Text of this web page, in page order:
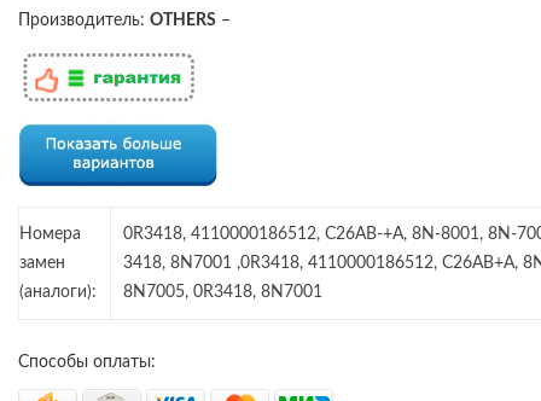
Производитель: OTHERS –
Номера
замен
(аналоги):
0R3418, 4110000186512, C26AB-+A, 8N-8001, 8N-
3418, 8N7001 ,0R3418, 4110000186512, C26AB+A,
8N7005, 0R3418, 8N7001
Способы оплаты: